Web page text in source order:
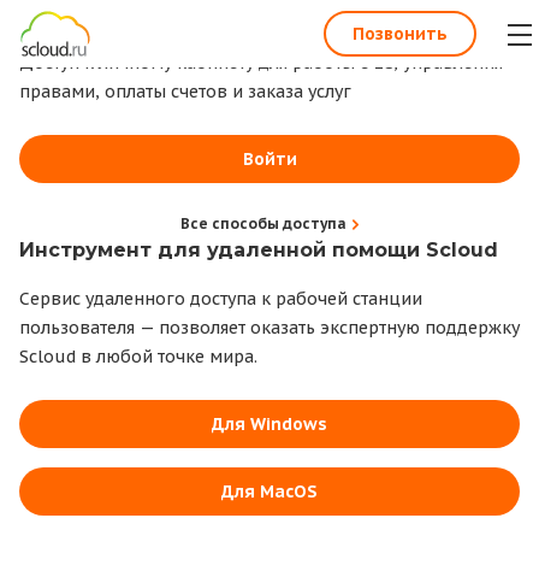
1С всегда под рукой
Доступ к личному кабинету для работы с 1С, управления
правами, оплаты счетов и заказа услуг
Войти
Все способы доступа
Инструмент для удаленной помощи Scloud
Сервис удаленного доступа к рабочей станции
пользователя — позволяет оказать экспертную поддержку
Scloud в любой точке мира.
Для Windows
Для MacOS
Позвонить